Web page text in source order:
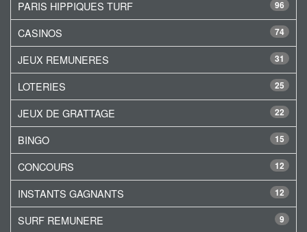
96
PARIS HIPPIQUES TURF
74
CASINOS
31
JEUX REMUNERES
25
LOTERIES
22
JEUX DE GRATTAGE
15
BINGO
12
CONCOURS
12
INSTANTS GAGNANTS
9
SURF REMUNERE